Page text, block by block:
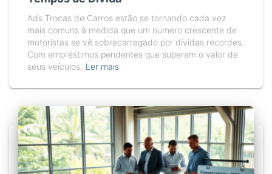
Ads Trocas de Carros estão se tornando cada vez
mais comuns à medida que um número crescente de
motoristas se vê sobrecarregado por dívidas recordes.
Com empréstimos pendentes que superam o valor de
seus veículos, Ler mais